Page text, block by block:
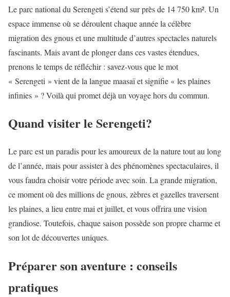
Le parc national du Serengeti s’étend sur près de 14 750 km². Un
espace immense où se déroulent chaque année la célèbre
migration des gnous et une multitude d’autres spectacles naturels
fascinants. Mais avant de plonger dans ces vastes étendues,
prenons le temps de réfléchir : savez-vous que le mot
« Serengeti » vient de la langue maasaï et signifie « les plaines
infinies » ? Voilà qui promet déjà un voyage hors du commun.
Quand visiter le Serengeti?
Le parc est un paradis pour les amoureux de la nature tout au long
de l’année, mais pour assister à des phénomènes spectaculaires, il
vous faudra choisir votre période avec soin. La grande migration,
ce moment où des millions de gnous, zèbres et gazelles traversent
les plaines, a lieu entre mai et juillet, et vous offrira une vision
grandiose. Toutefois, chaque saison possède son propre charme et
son lot de découvertes uniques.
Préparer son aventure : conseils
pratiques